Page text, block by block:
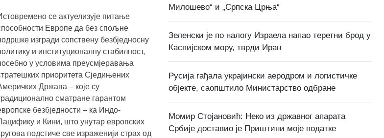
се актуелизује питање
Европе да без спољне
изгради сопствену безбједносну
и институционалну стабилност,
у условима преусмјеравања
приоритета Сједињених
Држава – које су
сматране гарантом
безбједности – ка Индо-
и Кини, што унутар европских
подстиче све израженији страх од
Милошево“ и „Српска Црња“
Зеленски је по налогу Израела напао теретни брод у
Каспијском мору, тврди Иран
Русија гађала украјински аеродром и логистичке
објекте, саопштило Министарство одбране
Момир Стојановић: Неко из државног апарата
Србије доставио је Приштини моје податке